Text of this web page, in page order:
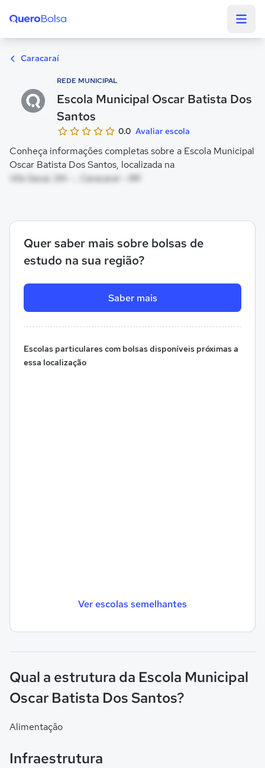
Caracaraí
REDE MUNICIPAL
Escola Municipal Oscar Batista Dos
Santos
0.0 Avaliar escola
Conheça informações completas sobre a Escola Municipal
Oscar Batista Dos Santos, localizada na
Vila Sacai, SN - , Caracaraí - RR
Quer saber mais sobre bolsas de
estudo na sua região?
Saber mais
Escolas particulares com bolsas disponíveis próximas a
essa localização
Ver escolas semelhantes
Qual a estrutura da Escola Municipal
Oscar Batista Dos Santos?
Alimentação
Infraestrutura